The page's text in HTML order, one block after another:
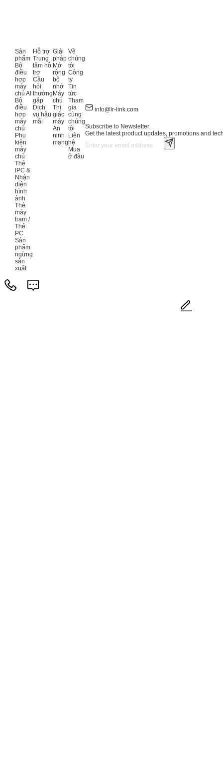
Sản
phẩm
Bộ
điều
hợp
máy
chủ AI
Bộ
điều
hợp
máy
chủ
Phụ
kiện
máy
chủ
Thẻ
IPC &
Nhận
diện
hình
ảnh
Thẻ
máy
trạm /
Thẻ
PC
Sản
phẩm
ngừng
sản
xuất
Hỗ trợ
Trung
tâm hỗ
trợ
Câu
hỏi
thường
gặp
Dịch
vụ hậu
mãi
Giải
pháp
Mở
rộng
bộ
nhớ
Máy
chủ
Thị
giác
máy
An
ninh
mạng
Về
chúng
tôi
Công
ty
Tin
tức
Tham
gia
cùng
chúng
tôi
Liên
hệ
Mua
ở đâu
info@lr-link.com
Subscribe to Newsletter
Get the latest product updates, promotions and